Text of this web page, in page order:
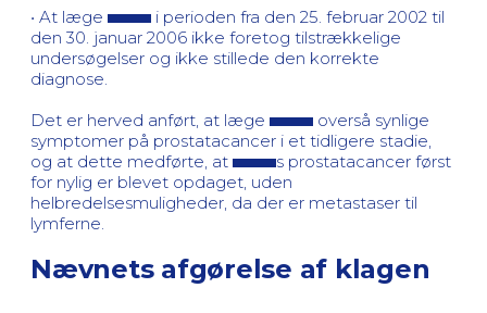
• At læge
i perioden fra den 25. februar 2002 til
den 30. januar 2006 ikke foretog tilstrækkelige
undersøgelser og ikke stillede den korrekte
diagnose.
Det er herved anført, at læge
overså synlige
symptomer på prostatacancer i et tidligere stadie,
og at dette medførte, at
s prostatacancer først
for nylig er blevet opdaget, uden
helbredelsesmuligheder, da der er metastaser til
lymferne.
Nævnets afgørelse af klagen